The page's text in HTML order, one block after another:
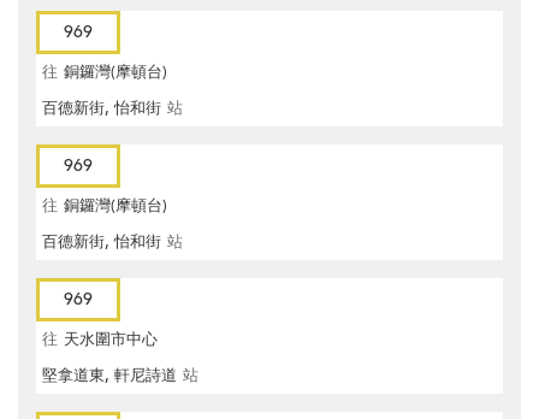
969
往 銅鑼灣(摩頓台)
百德新街, 怡和街 站
969
往 銅鑼灣(摩頓台)
百德新街, 怡和街 站
969
往 天水圍市中心
堅拿道東, 軒尼詩道 站